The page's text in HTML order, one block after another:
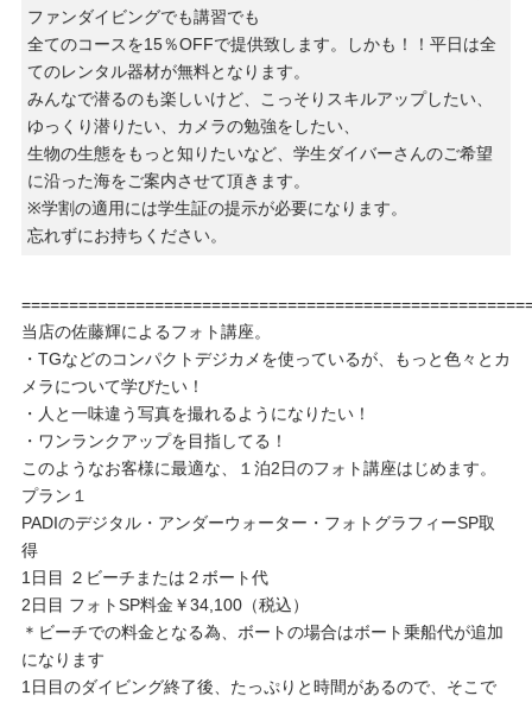
ファンダイビングでも講習でも
全てのコースを15％OFFで提供致します。しかも！！平日は全
てのレンタル器材が無料となります。
みんなで潜るのも楽しいけど、こっそりスキルアップしたい、
ゆっくり潜りたい、カメラの勉強をしたい、
生物の生態をもっと知りたいなど、学生ダイバーさんのご希望
に沿った海をご案内させて頂きます。
※学割の適用には学生証の提示が必要になります。
忘れずにお持ちください。
当店の佐藤輝によるフォト講座。
・TGなどのコンパクトデジカメを使っているが、もっと色々とカ
メラについて学びたい！
・人と一味違う写真を撮れるようになりたい！
・ワンランクアップを目指してる！
このようなお客様に最適な、１泊2日のフォト講座はじめます。
プラン１
PADIのデジタル・アンダーウォーター・フォトグラフィーSP取
得
1日目 ２ビーチまたは２ボート代
2日目 フォトSP料金￥34,100（税込）
＊ビーチでの料金となる為、ボートの場合はボート乗船代が追加
になります
1日目のダイビング終了後、たっぷりと時間があるので、そこで